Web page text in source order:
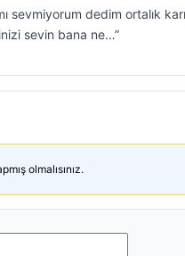
sevmiyorum dedim ortalık
sevin bana ne…”
olmalısınız.